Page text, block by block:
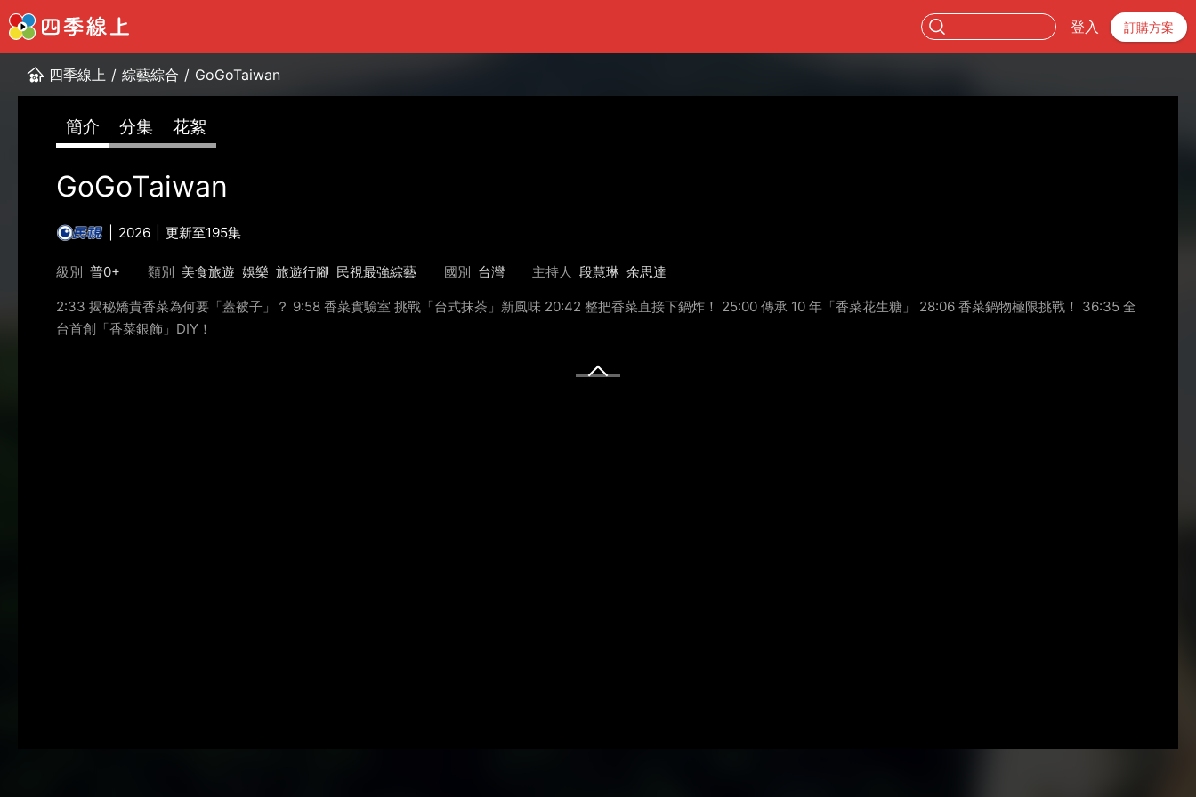
登入 訂購方案
四季線上 / 綜藝綜合 / GoGoTaiwan
簡介 分集 花絮
GoGoTaiwan
2026 更新至195集
級別 普0+ 類別 美食旅遊 娛樂 旅遊行腳 民視最強綜藝 國別 台灣 主持人 段慧琳 余思達
2:33 揭秘嬌貴香菜為何要「蓋被子」？ 9:58 香菜實驗室 挑戰「台式抹茶」新風味 20:42 整把香菜直接下鍋炸！ 25:00 傳承 10 年「香菜花生糖」 28:06 香菜鍋物極限挑戰！ 36:35 全
台首創「香菜銀飾」DIY！